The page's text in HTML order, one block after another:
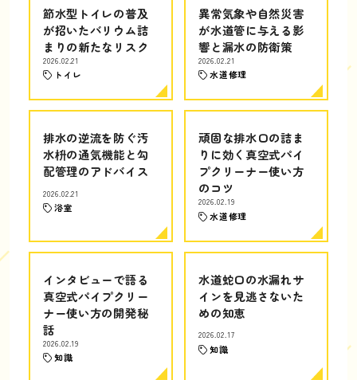
節水型トイレの普及
が招いたバリウム詰
まりの新たなリスク
2026.02.21
トイレ
異常気象や自然災害
が水道管に与える影
響と漏水の防衛策
2026.02.21
水道修理
排水の逆流を防ぐ汚
水枡の通気機能と勾
配管理のアドバイス
2026.02.21
浴室
頑固な排水口の詰ま
りに効く真空式パイ
プクリーナー使い方
のコツ
2026.02.19
水道修理
インタビューで語る
真空式パイプクリー
ナー使い方の開発秘
話
2026.02.19
知識
水道蛇口の水漏れサ
インを見逃さないた
めの知恵
2026.02.17
知識